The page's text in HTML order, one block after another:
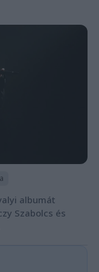
albumát
Szabolcs és